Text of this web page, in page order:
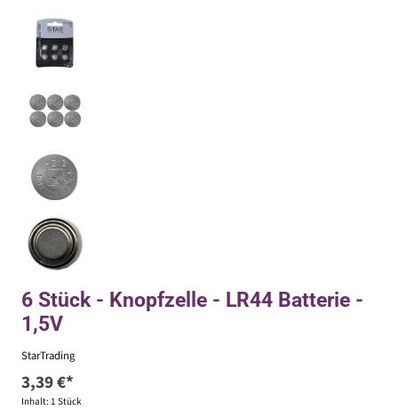
6 Stück - Knopfzelle - LR44 Batterie -
1,5V
StarTrading
3,39 €*
Inhalt: 1 Stück